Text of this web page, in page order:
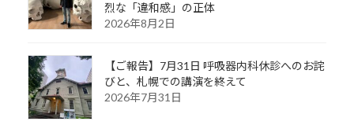
烈な「違和感」の正体
2026年8月2日
【ご報告】7月31日 呼吸器内科休診へのお詫
びと、札幌での講演を終えて
2026年7月31日